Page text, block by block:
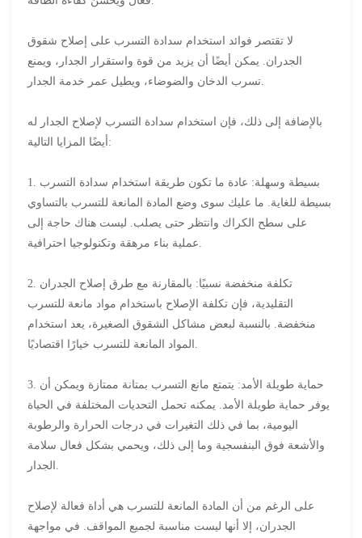
لا تقتصر فوائد استخدام سدادة التسرب على إصلاح شقوق
الجدران. يمكن أيضًا أن يزيد من قوة واستقرار الجدار، ويمنع
بالإضافة إلى ذلك، فإن استخدام سدادة التسرب لإصلاح الجدار له
أيضًا المزايا التالية:
1. بسيطة وسهلة: عادة ما تكون طريقة استخدام سدادة التسرب
بسيطة للغاية. ما عليك سوى وضع المادة المانعة للتسرب بالتساوي
على سطح الكراك وانتظر حتى يصلب. ليست هناك حاجة إلى
2. تكلفة منخفضة نسبيًا: بالمقارنة مع طرق إصلاح الجدران
التقليدية، فإن تكلفة الإصلاح باستخدام مواد مانعة للتسرب
منخفضة. بالنسبة لبعض مشاكل الشقوق الصغيرة، يعد استخدام
3. حماية طويلة الأمد: يتمتع مانع التسرب بمتانة ممتازة ويمكن أن
يوفر حماية طويلة الأمد. يمكنه تحمل التحديات المختلفة في الحياة
اليومية، بما في ذلك التغيرات في درجات الحرارة والرطوبة
والأشعة فوق البنفسجية وما إلى ذلك، ويحمي بشكل فعال سلامة
على الرغم من أن المادة المانعة للتسرب هي أداة فعالة لإصلاح
الجدران، إلا أنها ليست مناسبة لجميع المواقف. في مواجهة